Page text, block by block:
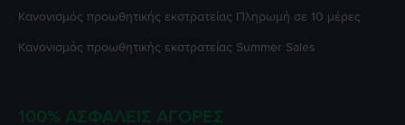
Κανονισμός προωθητικής εκστρατείας Πληρωμή σε 10 μέρες
Κανονισμός προωθητικής εκστρατείας Summer Sales
100% ΑΣΦΑΛΕΊΣ ΑΓΟΡΈΣ